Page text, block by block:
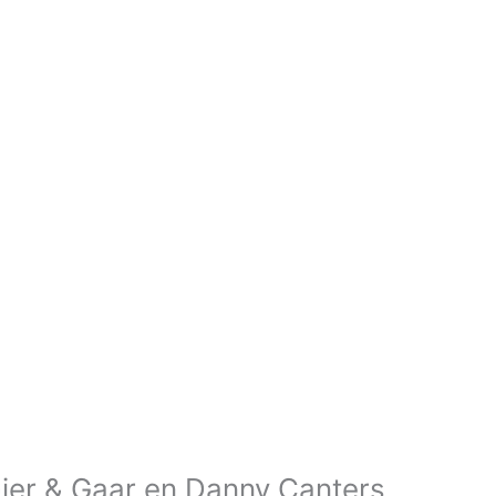
& Gaar en Danny Canters